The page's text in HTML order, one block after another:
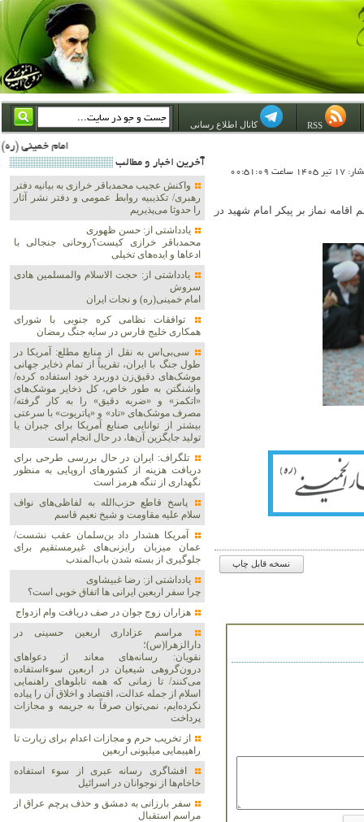
کانال اطلاع رسانی
امام خمینی (ره) والله اسلام تمامش سیاست است؛ ***** امام شهید: به گفتار امام و کردار امام اهتمام بورزید ***** امام خمینی(ره): ان شاء
00:51:09
نماز بر پیکر امام شهید در
نسخه قابل چاپ
آخرين اخبار و مطالب
واکنش عجیب محمدباقر خرازی به بیانیه دفتر
رهبری/ تکذیبیه روابط عمومی و دفتر نشر آثار
را حدوثا می‌پذیریم
یادداشتی از: حسن ظهوری
محمدباقر خرازی کیست؟روحانی جنجالی با
ادعاها و ایده‌های تخیلی
یادداشتی از: حجت الاسلام والمسلمین هادی
سروش
امام خمینی(ره) و نجات ایران
توافقات نظامی کره جنوبی با شورای
همکاری خلیج فارس در سایه جنگ رمضان
سی‌بی‌اس به نقل از منابع مطلع: آمریکا در
طول جنگ با ایران، تقریباً از تمام ذخایر جهانی
موشک‌های دقیق‌زن دوربرد خود استفاده کرده/
واشنگتن به طور خاص، کل ذخایر موشک‌های
«اتکمز» و «ضربه دقیق» را به کار گرفته/
مصرف موشک‌های «تاد» و «پاتریوت» با سرعتی
بیشتر از توانایی صنایع آمریکا برای جبران یا
تولید جایگزین آن‌ها، در حال انجام است
تلگراف: ایران در حال بررسی طرحی برای
دریافت هزینه از کشورهای اروپایی به منظور
نگهداری از تنگه هرمز است
پاسخ قاطع حزب‌الله به لفاظی‌های نواف
سلام علیه مقاومت و شیخ نعیم قاسم
آمریکا هشدار داد بن‌سلمان عقب نشست/
عمان میزبان رایزنی‌های غیرمستقیم برای
جلوگیری از بسته شدن باب‌المندب
یادداشتی از: رضا غبیشاوی
چرا سفر اربعین ایرانی ها اتفاق خوبی است؟
هزاران زوج‌ جوان در صف دریافت وام ازدواج
مراسم عزاداری اربعین حسینی در
دارالزهرا(س)؛
نقویان: رسانه‌های معاند از دعواهای
درون‌گروهی شیعیان در اربعین سوءاستفاده
می‌کنند/ تا زمانی که همه تابلوهای راهنمایی
اسلام از جمله عدالت، اقتصاد و اخلاق آن را پیاده
نکرده‌ایم، نمی‌توان صرفاً به جریمه و مجازات
پرداخت
از تخریب حرم و مجازات اعدام برای زیارت تا
راهپیمایی میلیونی اربعین
افشاگری رسانه عبری از سوء استفاده
خاخام‌ها از نوجوانان در اسرائیل
سفر بارزانی به دمشق و حذف پرچم عراق از
مراسم استقبال